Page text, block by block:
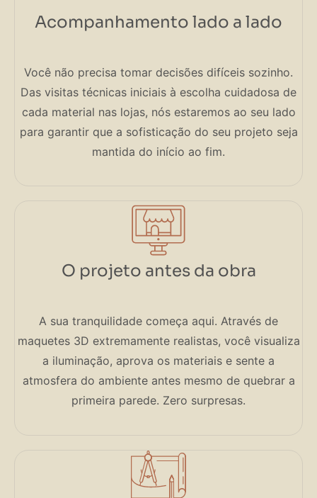
Acompanhamento lado a lado
Você não precisa tomar decisões difíceis sozinho.
Das visitas técnicas iniciais à escolha cuidadosa de
cada material nas lojas, nós estaremos ao seu lado
para garantir que a sofisticação do seu projeto seja
mantida do início ao fim.
O projeto antes da obra
A sua tranquilidade começa aqui. Através de
maquetes 3D extremamente realistas, você visualiza
a iluminação, aprova os materiais e sente a
atmosfera do ambiente antes mesmo de quebrar a
primeira parede. Zero surpresas.